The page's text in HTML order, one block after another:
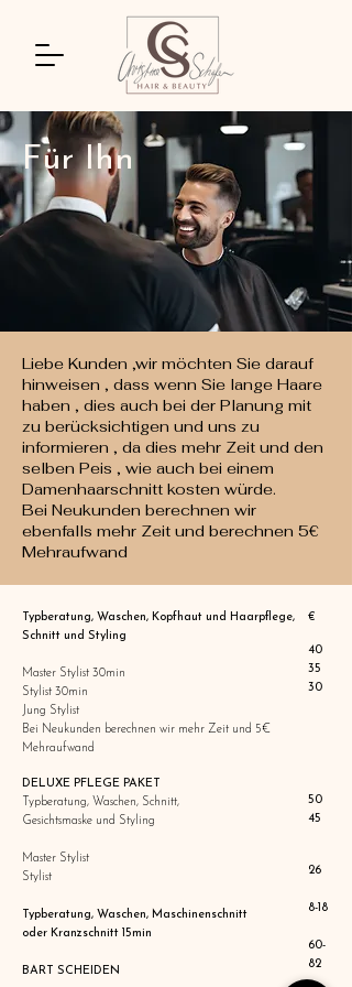
Für Ihn
Liebe Kunden ,wir möchten Sie darauf
hinweisen , dass wenn Sie lange Haare
haben , dies auch bei der Planung mit
zu berücksichtigen und uns zu
informieren , da dies mehr Zeit und den
selben Peis , wie auch bei einem
Damenhaarschnitt kosten würde.
Bei Neukunden berechnen wir
ebenfalls mehr Zeit und berechnen 5€
Mehraufwand
Typberatung, Waschen, Kopfhaut und Haarpflege,
Schnitt und Styling
Master Stylist 30min
Stylist 30min
Jung Stylist
Bei Neukunden berechnen wir mehr Zeit und 5€
Mehraufwand
DELUXE PFLEGE PAKET
Typberatung, Waschen, Schnitt,
Gesichtsmaske und Styling
Master Stylist
Stylist
Typberatung, Waschen, Maschinenschnitt
oder Kranzschnitt 15min
BART SCHEIDEN
€
40
35
30
50
45
​26
​8-18
60-
82